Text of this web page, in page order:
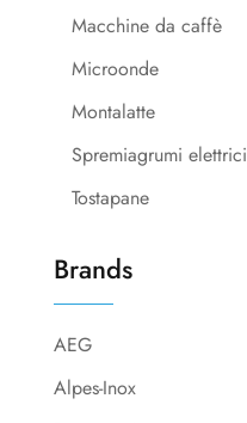
Macchine da caffè
Microonde
Montalatte
Spremiagrumi elettrici
Tostapane
Brands
AEG
Alpes-Inox